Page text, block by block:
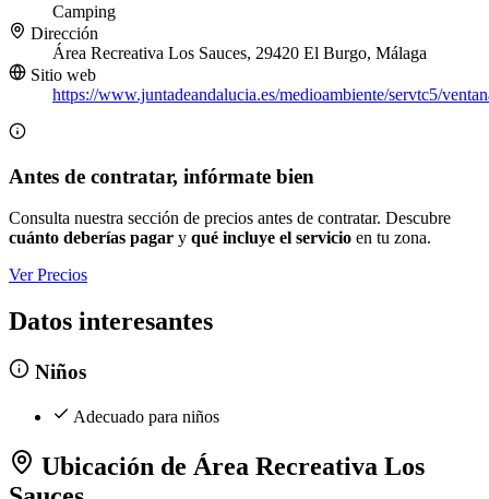
Camping
Dirección
Área Recreativa Los Sauces, 29420 El Burgo, Málaga
Sitio web
https://www.juntadeandalucia.es/medioambiente/servtc5/
Antes de contratar, infórmate bien
Consulta nuestra sección de precios antes de contratar. Descubre
cuánto deberías pagar y qué incluye el servicio en tu zona.
Ver Precios
Datos interesantes
Niños
Adecuado para niños
Ubicación de Área Recreativa Los